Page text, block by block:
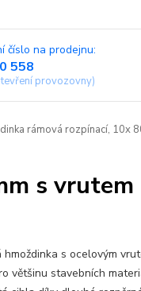
číslo na prodejnu:
558
provozovny)
rámová rozpínací, 10x
s vrutem
hmoždinka s ocelovým
většinu stavebních